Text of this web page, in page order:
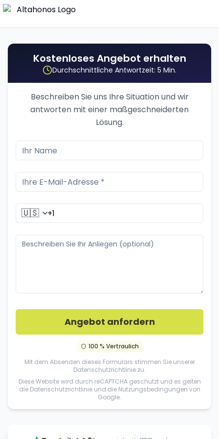
Kostenloses Angebot erhalten
Durchschnittliche Antwortzeit: 5 Min.
Beschreiben Sie uns Ihre Situation und wir
antworten mit einer maßgeschneiderten
Lösung.
🇺🇸
Angebot anfordern
100 % Vertraulich
Mit dem Absenden dieses Formulars stimmen Sie unserer
Datenschutzrichtlinie zu.
Diese Website wird durch reCAPTCHA geschutzt und es gelten
die Datenschutzrichtlinie und die Nutzungsbedingungen von
Google.